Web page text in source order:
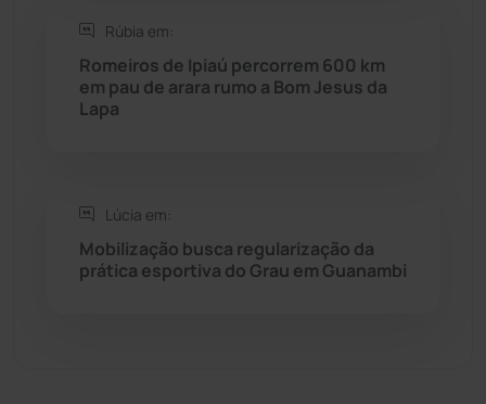
Tanhaçu
Rúbia em:
Romeiros de Ipiaú percorrem 600 km
em pau de arara rumo a Bom Jesus da
Lapa
Lúcia em:
Mobilização busca regularização da
prática esportiva do Grau em Guanambi